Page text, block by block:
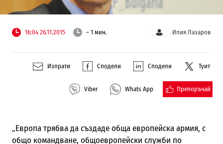
16:04 26.11.2015 ~ 1 мин. Илия Лазаров
Изпрати Сподели Сподели Туит
Viber Whats App Препоръчай
„Европа трябва да създаде обща европейска армия, с
общо командване, общоевропейски служби по